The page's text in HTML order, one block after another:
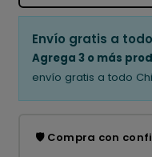
Envío gratis a
Agrega 3 o más
envío gratis a todo
🛡️ Compra con